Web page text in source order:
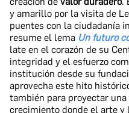
y amarillo por la visita de
puentes con la ciudadanía
resume el lema Un futuro
late en el corazón de su
integridad y el esfuerzo
institución desde su
aprovecha este hito
también para proyectar
crecimiento donde el arte